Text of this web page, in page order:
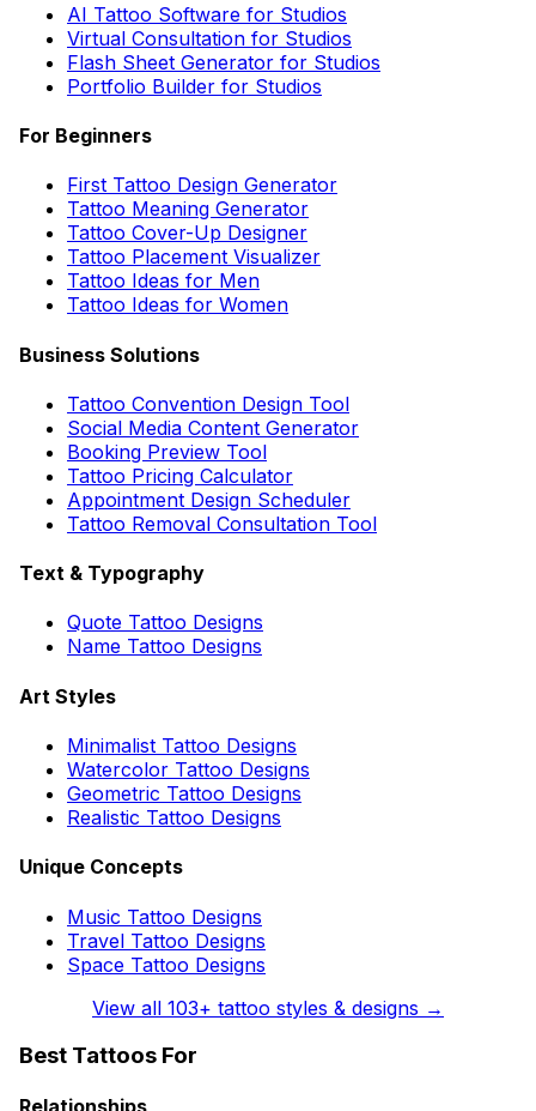
AI Tattoo Software for Studios
Virtual Consultation for Studios
Flash Sheet Generator for Studios
Portfolio Builder for Studios
For Beginners
First Tattoo Design Generator
Tattoo Meaning Generator
Tattoo Cover-Up Designer
Tattoo Placement Visualizer
Tattoo Ideas for Men
Tattoo Ideas for Women
Business Solutions
Tattoo Convention Design Tool
Social Media Content Generator
Booking Preview Tool
Tattoo Pricing Calculator
Appointment Design Scheduler
Tattoo Removal Consultation Tool
Text & Typography
Quote Tattoo Designs
Name Tattoo Designs
Art Styles
Minimalist Tattoo Designs
Watercolor Tattoo Designs
Geometric Tattoo Designs
Realistic Tattoo Designs
Unique Concepts
Music Tattoo Designs
Travel Tattoo Designs
Space Tattoo Designs
View all 103+ tattoo styles & designs →
Best Tattoos For